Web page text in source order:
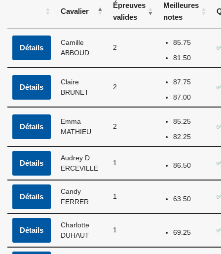
Cavalier
Épreuves
valides
Meilleures
notes
Détails
Camille
ABBOUD
2
85.75
81.50
Détails
Claire
BRUNET
2
87.75
87.00
Détails
Emma
MATHIEU
2
85.25
82.25
Détails
Audrey D
ERCEVILLE
1 86.50
Détails
Candy
FERRER
1 63.50
Détails
Charlotte
DUHAUT
1 69.25